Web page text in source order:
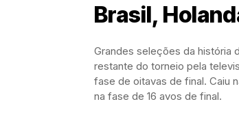
Brasil,
Grandes seleções da história
restante do torneio pela
fase de oitavas de final. Caiu
na fase de 16 avos de final.